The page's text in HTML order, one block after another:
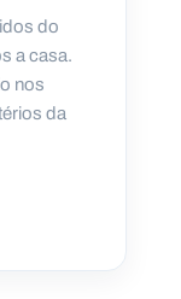
do
a casa.
nos
da